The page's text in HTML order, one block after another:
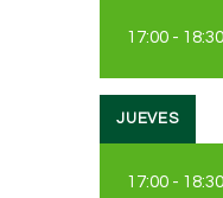
17:00- 18:30
JUEVES
17:00- 18:30